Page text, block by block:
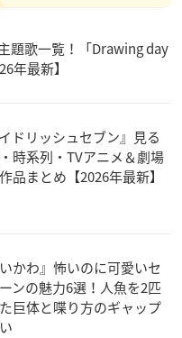
題歌一覧！「Drawing day
年最新】
イドリッシュセブン』見る
時系列・TVアニメ＆劇場
品まとめ【2026年最新】
いかわ』怖いのに可愛いセ
ンの魅力6選！人魚を2匹
巨体と喋り方のギャップ